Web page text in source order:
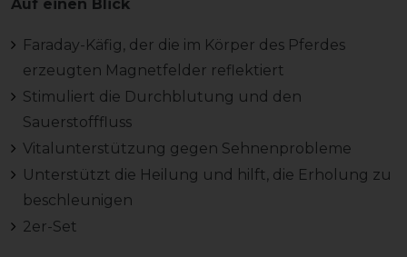
Auf einen Blick
Faraday-Käfig, der die im Körper des Pferdes
erzeugten Magnetfelder reflektiert
Stimuliert die Durchblutung und den
Sauerstofffluss
Vitalunterstützung gegen Sehnenprobleme
Unterstützt die Heilung und hilft, die Erholung zu
beschleunigen
2er-Set